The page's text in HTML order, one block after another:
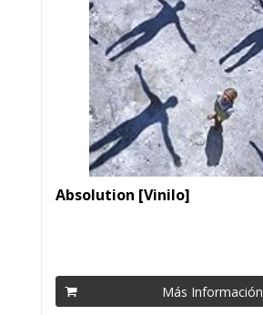
Absolution [Vinilo]
Más Información